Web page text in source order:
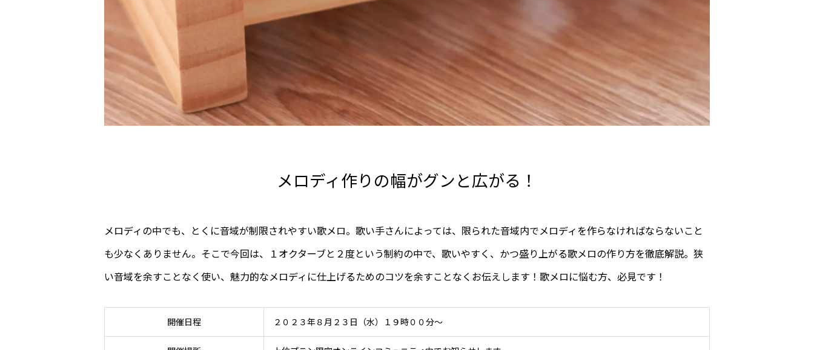
メロディ作りの幅がグンと広がる！
メロディの中でも、とくに音域が制限されやすい歌メロ。歌い手さんによっては、限られた音域内でメロディを作らなければならないこと
も少なくありません。そこで今回は、１オクターブと２度という制約の中で、歌いやすく、かつ盛り上がる歌メロの作り方を徹底解説。狭
い音域を余すことなく使い、魅力的なメロディに仕上げるためのコツを余すことなくお伝えします！歌メロに悩む方、必見です！
開催日程 ２０２３年８月２３日（水）１９時００分〜